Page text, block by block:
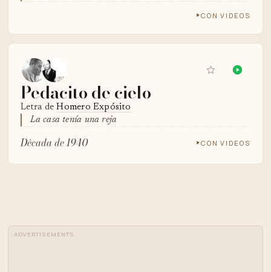
CON VIDEOS
Pedacito de cielo
Letra deHomero Expósito
La casa tenía una reja
Década de 1940 CON VIDEOS
ADVERTISEMENTS